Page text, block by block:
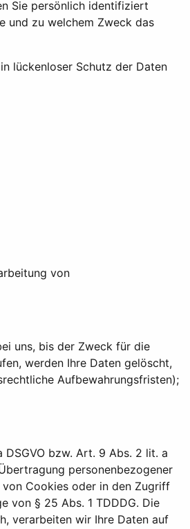
Sie persönlich identifiziert
und zu welchem Zweck das
lückenloser Schutz der Daten
von
uns, bis der Zweck für die
werden Ihre Daten gelöscht,
Aufbewahrungsfristen);
bzw. Art. 9 Abs. 2 lit. a
personenbezogener
Cookies oder in den Zugriff
von § 25 Abs. 1 TDDDG. Die
verarbeiten wir Ihre Daten auf